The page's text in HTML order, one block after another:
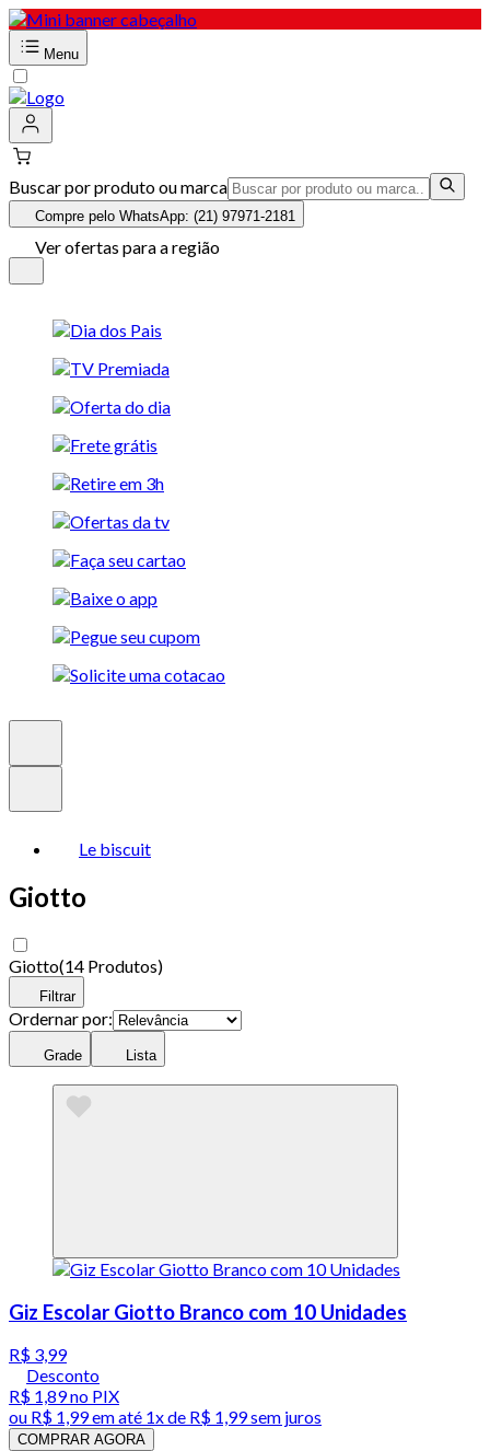
Menu
Buscar por produto ou marca
Compre pelo WhatsApp: (21) 97971-2181
Ver ofertas para a região
Le biscuit
Giotto
Giotto(14 Produtos)
Filtrar
Ordernar por:
Grade Lista
Giz Escolar Giotto Branco com 10 Unidades
R$ 3,99
Desconto
R$ 1,89no PIX
ou R$ 1,99em até 1x de R$ 1,99sem juros
COMPRAR AGORA